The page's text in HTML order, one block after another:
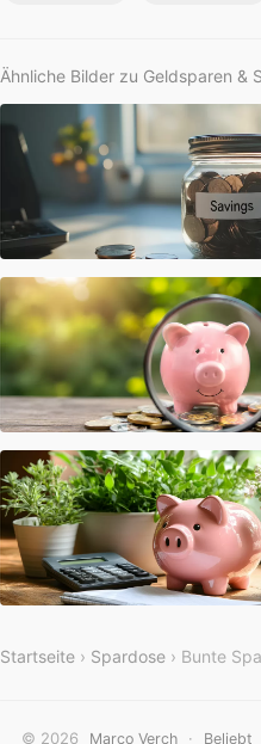
Ähnliche Bilder zu Geldsparen &
Startseite › Spardose › Bunte
© 2026 Marco Verch · Beliebt